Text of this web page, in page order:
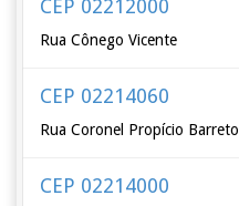
CEP 02212000
Rua Cônego Vicente
CEP 02214060
Rua Coronel Propício Barreto
CEP 02214000